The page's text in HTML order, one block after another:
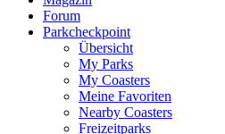
Forum
Parkcheckpoint
Übersicht
My Parks
My Coasters
Meine Favoriten
Nearby Coasters
Freizeitparks